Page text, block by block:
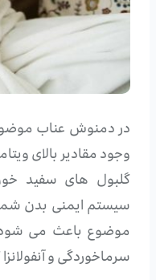
در دمنوش عناب
گلبول های سفید
سیستم ایمنی بدن
موضوع باعث می شود
سرماخوردگی و